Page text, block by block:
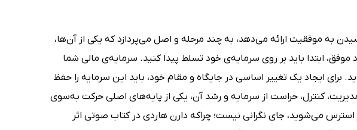
به موفقیت ارائه می‌دهد، به چند مرحله و اصل می‌پردازد که یکی از آن‌ها،
ابتدا باید بر روی سرمایه‌ی خود تسلط پیدا کنید. سرمایه‌ی مالی شما
برای ایجاد یک تغییر اساسی در جایگاه و مقام خود، باید این سرمایه را حفظ
کنترل، حراست از سرمایه و رشد آن، یکی از پایه‌های اصلی حرکت به‌سوی
می‌شوید، جای نگرانی نیست؛ چراکه دارن هاردی در کتاب صوتی اثر